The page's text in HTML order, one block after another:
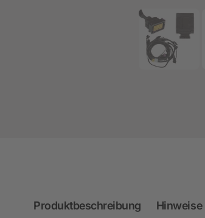
Produktbeschreibung Hinweise